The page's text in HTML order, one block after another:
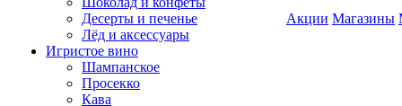
Десерты и печенье
Лёд и аксессуары
Игристое вино
Шампанское
Просекко
Кава
Акции Магазины